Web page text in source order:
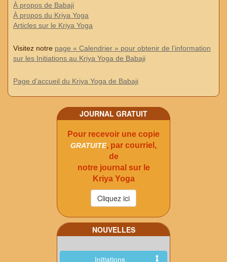
À propos de Babaji
À propos du Kriya Yoga
Articles sur le Kriya Yoga
Visitez notre page « Calendrier » pour obtenir de l’information
sur les Initiations au Kriya Yoga de Babaji
Page d’accueil du Kriya Yoga de Babaji
JOURNAL GRATUIT
Pour recevoir une copie
GRATUITE, par courriel,
de
notre journal sur le
Kriya Yoga
NOUVELLES
Initiations